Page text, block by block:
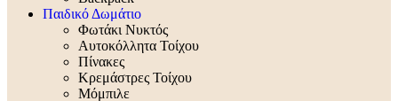
Παιδικό Δωμάτιο
Φωτάκι Νυκτός
Αυτοκόλλητα Τοίχου
Πίνακες
Κρεμάστρες Τοίχου
Μόμπιλε